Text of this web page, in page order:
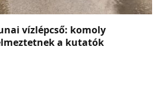
vízlépcső: komoly
a kutatók